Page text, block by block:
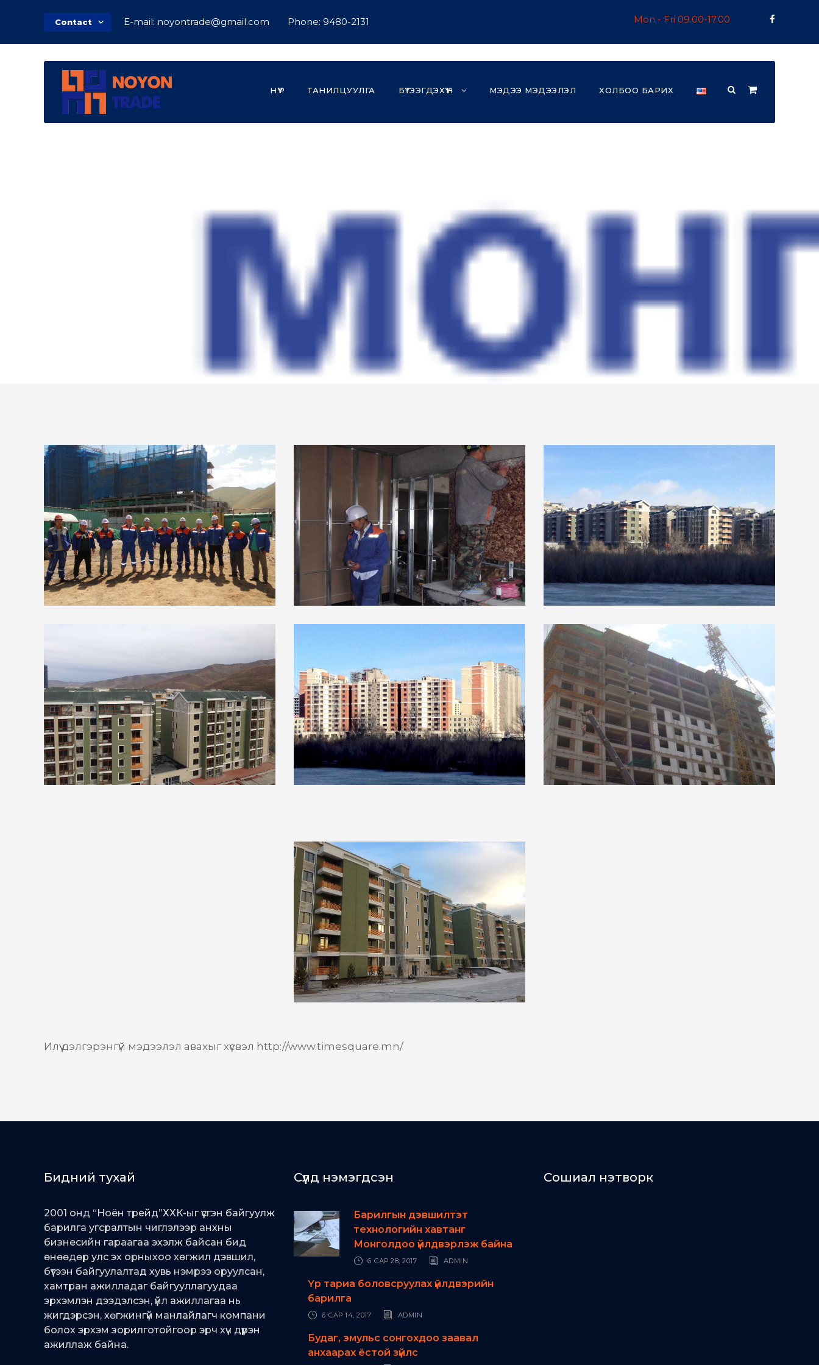
Contact E-mail: noyontrade@gmail.com Phone: 9480-2131 Mon - Fri 09.00-17.00
НҮҮР ТАНИЛЦУУЛГА БҮТЭЭГДЭХҮҮН МЭДЭЭ МЭДЭЭЛЭЛ ХОЛБОО БАРИХ
Илүү дэлгэрэнгүй мэдээлэл авахыг хүсвэл http://www.timesquare.mn/
Бидний тухай
2001 онд “Ноён трейд”ХХК-ыг үүсгэн байгуулж
барилга угсралтын чиглэлээр анхны
бизнесийн гараагаа эхэлж байсан бид
өнөөдөр улс эх орныхоо хөгжил дэвшил,
бүтээн байгуулалтад хувь нэмрээ оруулсан,
хамтран ажилладаг байгууллагуудаа
эрхэмлэн дээдэлсэн, үйл ажиллагаа нь
жигдэрсэн, хөгжингүй манлайлагч компани
болох эрхэм зорилготойгоор эрч хүч дүүрэн
ажиллаж байна.
Сүүлд нэмэгдсэн
Барилгын дэвшилтэт
технологийн хавтанг
Монголдоо үйлдвэрлэж байна
6 САР 28, 2017 ADMIN
Үр тариа боловсруулах үйлдвэрийн
барилга
6 САР 14, 2017 ADMIN
Будаг, эмульс сонгохдоо заавал
анхаарах ёстой зүйлс
Сошиал нэтворк